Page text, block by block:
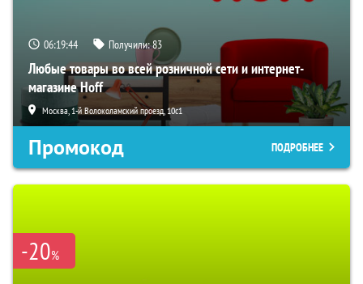
06:19:42 Получили:83
Любые товары во всей розничной сети и интернет-
магазине Hoff
Москва, 1-й Волоколамский проезд, 10с1
Промокод ПОДРОБНЕЕ
-20%